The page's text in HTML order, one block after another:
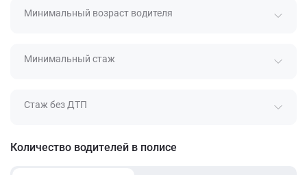
Минимальный возраст водителя
Минимальный стаж
Стаж без ДТП
Количество водителей в полисе